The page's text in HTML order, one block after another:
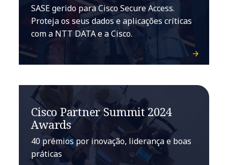
SASE gerido para Cisco Secure Access.
Proteja os seus dados e aplicações críticas
com a NTT DATA e a Cisco.
Cisco Partner Summit 2024
Awards
40 prémios por inovação, liderança e boas
práticas